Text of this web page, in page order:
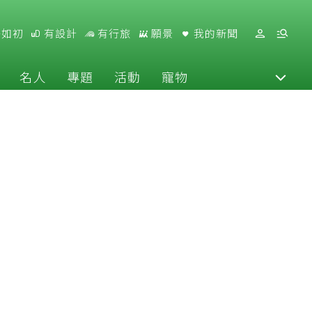
初 有設計 有行旅 願景 我的新聞
名人 專題 活動 寵物